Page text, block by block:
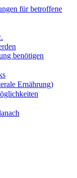
für betroffene
benötigen
Ernährung)